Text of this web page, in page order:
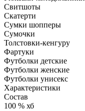
Свитшоты
Скатерти
Сумки шопперы
Сумочки
Толстовки-кенгуру
Фартуки
Футболки детские
Футболки женские
Футболки унисекс
Характеристики
Состав
100 % хб